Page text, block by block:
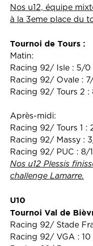
Nos u12, équipe
à la 3eme place du
Tournoi de Tours :
Matin:
Racing 92/ Isle : 5/0
Racing 92/ Ovale :
Racing 92/ Tours 2 :
Après-midi:
Racing 92/ Tours 1 :
Racing 92/ Massy :
Racing 92/ PUC : 8/1
Nos u12 Plessis
challenge Lamarre.
U10
Tournoi Val de
Racing 92/ Stade
Racing 92/ VGA :